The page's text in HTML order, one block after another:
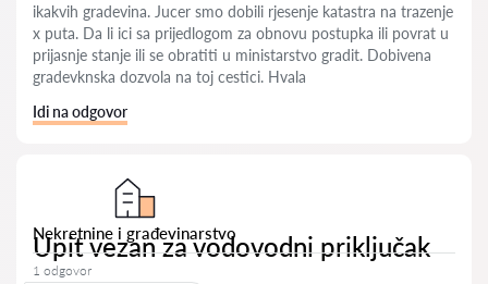
ikakvih gradevina. Jucer smo dobili rjesenje katastra na trazenje
x puta. Da li ici sa prijedlogom za obnovu postupka ili povrat u
prijasnje stanje ili se obratiti u ministarstvo gradit. Dobivena
gradevknska dozvola na toj cestici. Hvala
Idi na odgovor
Nekretnine i građevinarstvo
Upit vezan za vodovodni priključak
1 odgovor